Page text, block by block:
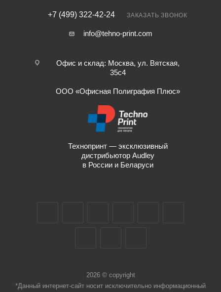
+7 (499) 322-42-24 ЗАКАЗАТЬ ЗВОНОК
info@tehno-print.com
Офис и склад: Москва, ул. Вятская,
35с4
ООО «Офисная Полиграфия Плюс»
Технопринт — эксклюзивный
дистрибьютор Audley
в России и Беларуси
2026 © copyright
*Данный интернет-сайт носит исключительно информационный